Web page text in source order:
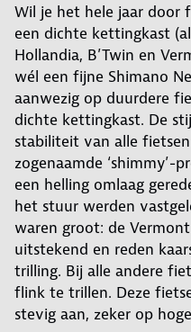
Wil je het hele jaar door
een dichte kettingkast
Hollandia, B’Twin en
wél een fijne Shimano
aanwezig op duurdere
dichte kettingkast. De
stabiliteit van alle
zogenaamde ‘shimmy’-
een helling omlaag
het stuur werden
waren groot: de
uitstekend en reden
trilling. Bij alle andere
flink te trillen. Deze
stevig aan, zeker op